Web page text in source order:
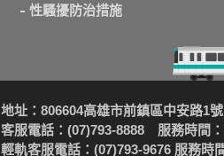
性騷擾防治措施
地址：806604高雄市前鎮區中安路1號
客服電話：(07)793-8888 服務時間
輕軌客服電話：(07)793-9676 服務時